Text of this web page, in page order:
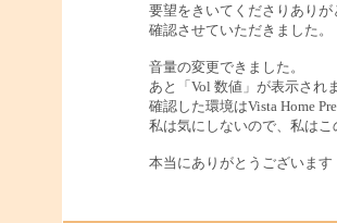
要望をきいてくださりありが
確認させていただきました。
音量の変更できました。
あと「Vol 数値」が表示され
確認した環境はVista Home
私は気にしないので、私は
本当にありがとうございます